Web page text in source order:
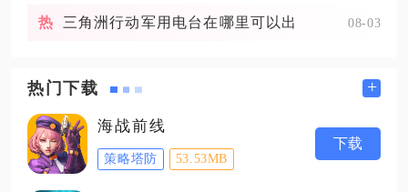
三角洲行动军用电台在哪里可以出 08-03
热门下载 +
海战前线
策略塔防 53.53MB
下载